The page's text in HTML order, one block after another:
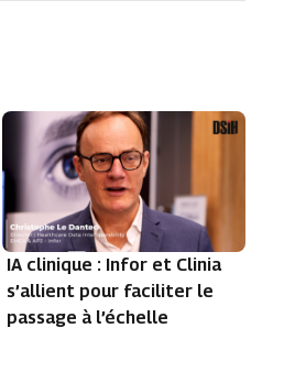
IA clinique : Infor et Clinia
s’allient pour faciliter le
passage à l’échelle